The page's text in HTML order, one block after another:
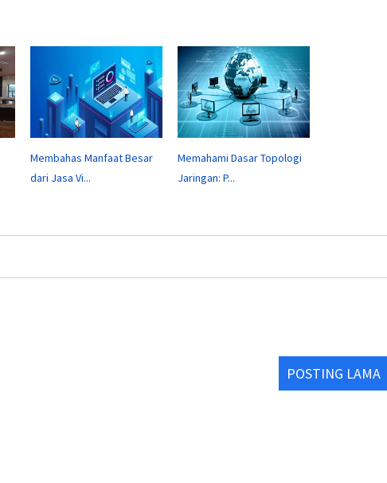
Membahas Manfaat Besar
dari Jasa Vi...
Memahami Dasar Topologi
Jaringan: P...
POSTING LAMA